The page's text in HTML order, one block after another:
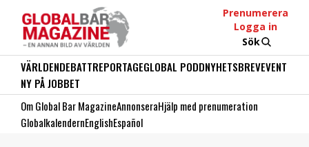
Prenumerera
Logga in
Sök
VÄRLDENDEBATTREPORTAGEGLOBAL PODDNYHETSBREVEVENT
NY PÅ JOBBET
Om Global Bar MagazineAnnonseraHjälp med prenumeration
GlobalkalendernEnglishEspañol